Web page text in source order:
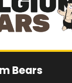
Bears